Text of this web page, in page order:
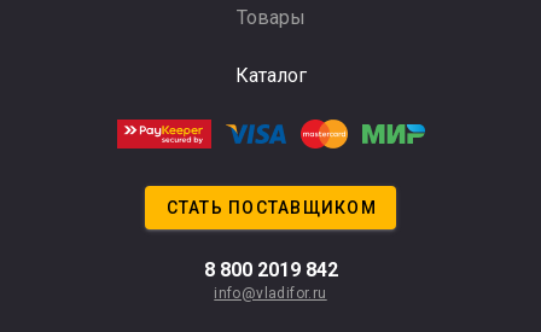
Товары
Каталог
СТАТЬ ПОСТАВЩИКОМ
8 800 2019 842
info@vladifor.ru